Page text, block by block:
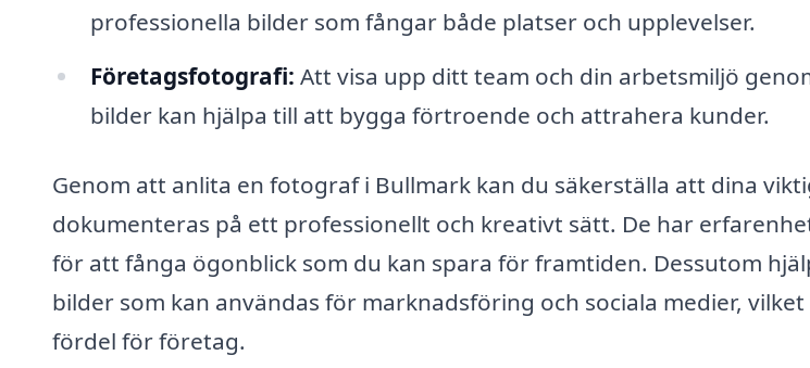
professionella bilder som fångar både platser och upplevelser.
Företagsfotografi: Att visa upp ditt team och din arbetsmiljö
bilder kan hjälpa till att bygga förtroende och attrahera kunder.
Genom att anlita en fotograf i Bullmark kan du säkerställa att dina
dokumenteras på ett professionellt och kreativt sätt. De har
för att fånga ögonblick som du kan spara för framtiden. Dessutom
bilder som kan användas för marknadsföring och sociala medier,
fördel för företag.